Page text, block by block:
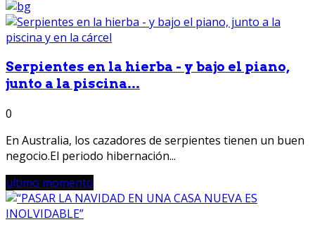
Serpientes en la hierba - y bajo el piano,
junto a la piscina...
0
En Australia, los cazadores de serpientes tienen un buen
negocio.El periodo hibernación...
ultimo momento